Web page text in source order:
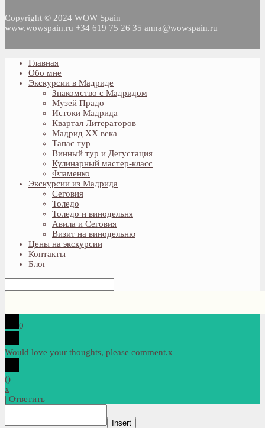
Copyright © 2024 WOW Spain
www.wowspain.ru +34 619 75 26 35 anna@wowspain.ru
Главная
Обо мне
Экскурсии в Мадриде
Знакомство с Мадридом
Музей Прадо
Истоки Мадрида
Квартал Литераторов
Мадрид XX века
Тапас тур
Винный тур и Дегустация
Кулинарный мастер-класс
Фламенко
Экскурсии из Мадрида
Сеговия
Толедо
Толедо и винодельня
Авила и Сеговия
Визит на винодельню
Цены на экскурсии
Контакты
Блог
0
Would love your thoughts, please comment.x
()
x
| Ответить
Insert